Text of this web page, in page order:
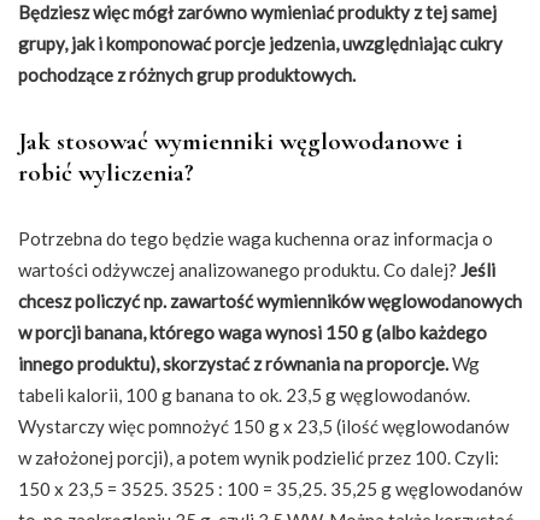
Będziesz więc mógł zarówno wymieniać produkty z tej samej
grupy, jak i komponować porcje jedzenia, uwzględniając cukry
pochodzące z różnych grup produktowych.
Jak stosować wymienniki węglowodanowe i
robić wyliczenia?
Potrzebna do tego będzie waga kuchenna oraz informacja o
wartości odżywczej analizowanego produktu. Co dalej? Jeśli
chcesz policzyć np. zawartość wymienników węglowodanowych
w porcji banana, którego waga wynosi 150 g (albo każdego
innego produktu), skorzystać z równania na proporcje.Wg
tabeli kalorii, 100 g banana to ok. 23,5 g węglowodanów.
Wystarczy więc pomnożyć 150 g x 23,5 (ilość węglowodanów
w założonej porcji), a potem wynik podzielić przez 100. Czyli:
150 x 23,5 = 3525. 3525 : 100 = 35,25. 35,25 g węglowodanów